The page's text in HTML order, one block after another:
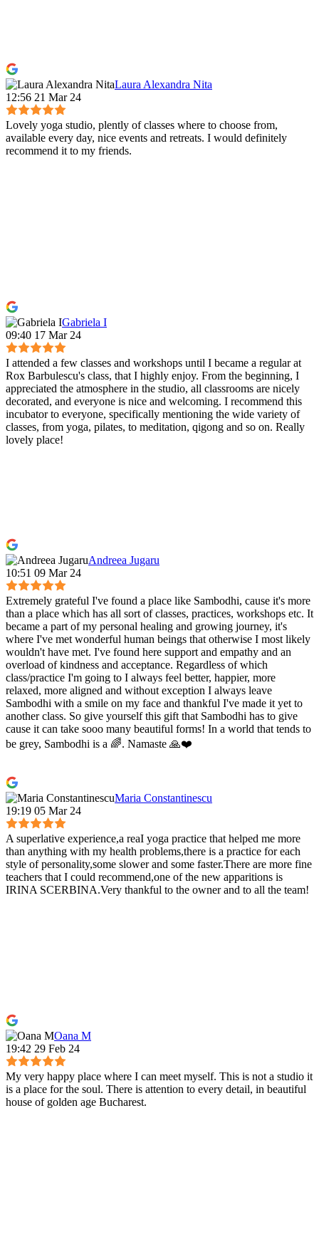
Laura Alexandra Nita
12:56 21 Mar 24
Lovely yoga studio, plently of classes where to choose from,
available every day, nice events and retreats. I would definitely
recommend it to my friends.
Gabriela I
09:40 17 Mar 24
I attended a few classes and workshops until I became a regular at
Rox Barbulescu's class, that I highly enjoy. From the beginning, I
appreciated the atmosphere in the studio, all classrooms are nicely
decorated, and everyone is nice and welcoming. I recommend this
incubator to everyone, specifically mentioning the wide variety of
classes, from yoga, pilates, to meditation, qigong and so on. Really
lovely place!
Andreea Jugaru
10:51 09 Mar 24
Extremely grateful I've found a place like Sambodhi, cause it's more
than a place which has all sort of classes, practices, workshops etc. It
became a part of my personal healing and growing journey, it's
where I've met wonderful human beings that otherwise I most likely
wouldn't have met. I've found here support and empathy and an
overload of kindness and acceptance. Regardless of which
class/practice I'm going to I always feel better, happier, more
relaxed, more aligned and without exception I always leave
Sambodhi with a smile on my face and thankful I've made it yet to
another class. So give yourself this gift that Sambodhi has to give
cause it can take sooo many beautiful forms! In a world that tends to
be grey, Sambodhi is a 🌈. Namaste 🙏❤️
Maria Constantinescu
19:19 05 Mar 24
A superlative experience,a reaI yoga practice that helped me more
than anything with my health problems,there is a practice for each
style of personality,some slower and some faster.There are more fine
teachers that I could recommend,one of the new apparitions is
IRINA SCERBINA.Very thankful to the owner and to all the team!
Oana M
19:42 29 Feb 24
My very happy place where I can meet myself. This is not a studio it
is a place for the soul. There is attention to every detail, in beautiful
house of golden age Bucharest.